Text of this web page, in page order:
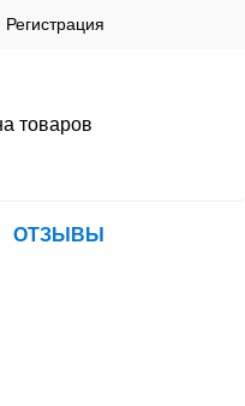
Регистрация
ОТЗЫВЫ